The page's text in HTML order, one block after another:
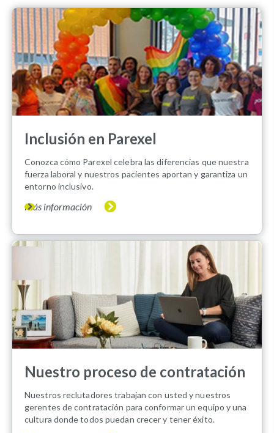
Inclusión en Parexel
Conozca cómo Parexel celebra las diferencias que nuestra
fuerza laboral y nuestros pacientes aportan y garantiza un
entorno inclusivo.
Más información
Nuestro proceso de contratación
Nuestros reclutadores trabajan con usted y nuestros
gerentes de contratación para conformar un equipo y una
cultura donde todos puedan crecer y tener éxito.